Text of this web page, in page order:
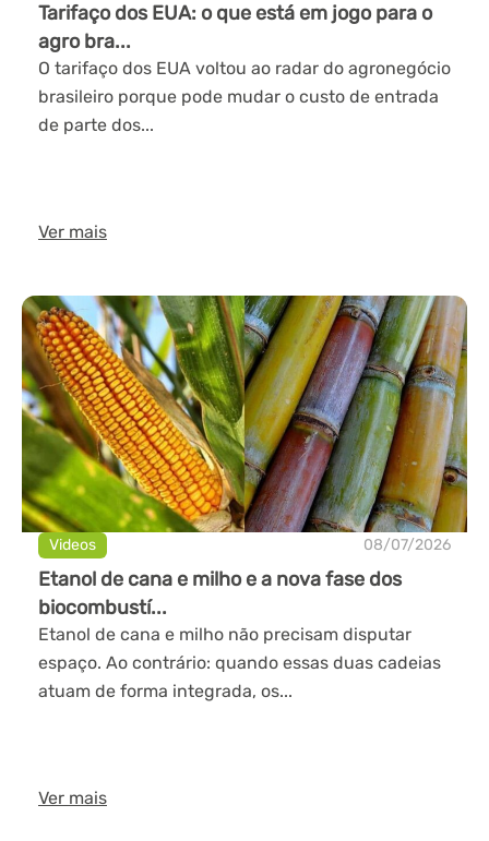
Tarifaço dos EUA: o que está em jogo para o
agro bra...
O tarifaço dos EUA voltou ao radar do agronegócio
brasileiro porque pode mudar o custo de entrada
de parte dos...
Ver mais
Videos 08/07/2026
Etanol de cana e milho e a nova fase dos
biocombustí...
Etanol de cana e milho não precisam disputar
espaço. Ao contrário: quando essas duas cadeias
atuam de forma integrada, os...
Ver mais